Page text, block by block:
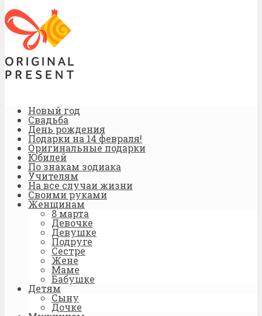
Новый год
Свадьба
День рождения
Подарки на 14 февраля!
Оригинальные подарки
Юбилей
По знакам зодиака
Учителям
На все случаи жизни
Своими руками
Женщинам
8 марта
Девочке
Девушке
Подруге
Сестре
Жене
Маме
Бабушке
Детям
Сыну
Дочке